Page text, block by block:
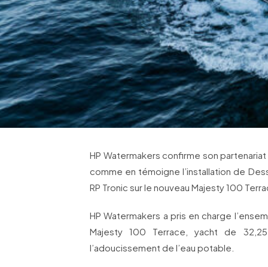
HP Watermakers confirme son
comme en témoigne l’installation de
RP Tronic sur le nouveau Majesty 100
HP Watermakers a pris en charge
Majesty 100 Terrace, yacht de
l’adoucissement de l’eau potable.